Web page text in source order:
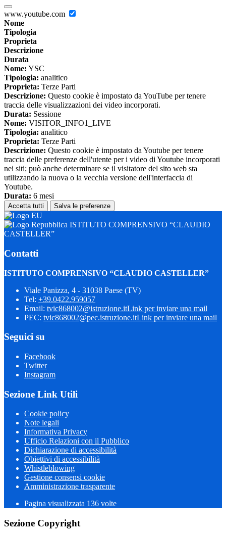
www.youtube.com
Nome
Tipologia
Proprieta
Descrizione
Durata
Nome: YSC
Tipologia: analitico
Proprieta: Terze Parti
Descrizione: Questo cookie è impostato da YouTube per tenere
traccia delle visualizzazioni dei video incorporati.
Durata: Sessione
Nome: VISITOR_INFO1_LIVE
Tipologia: analitico
Proprieta: Terze Parti
Descrizione: Questo cookie è impostato da Youtube per tenere
traccia delle preferenze dell'utente per i video di Youtube incorporati
nei siti; può anche determinare se il visitatore del sito web sta
utilizzando la nuova o la vecchia versione dell'interfaccia di
Youtube.
Durata: 6 mesi
Accetta tutti Salva le preferenze
ISTITUTO COMPRENSIVO “CLAUDIO
CASTELLER”
Contatti
ISTITUTO COMPRENSIVO “CLAUDIO CASTELLER”
Viale Panizza, 4 - 31038 Paese (TV)
Tel: +39.0422.959057
Email: tvic868002@istruzione.itLink per inviare una mail
PEC: tvic868002@pec.istruzione.itLink per inviare una mail
Seguici su
Facebook
Twitter
Instagram
Sezione Link Utili
Cookie policy
Note legali
Informativa Privacy
Ufficio Relazioni con il Pubblico
Dichiarazione di accessibilità
Obiettivi di accessibilità
Whistleblowing
Gestione consensi cookie
Amministrazione trasparente
Pagina visualizzata 136 volte
Sezione Copyright